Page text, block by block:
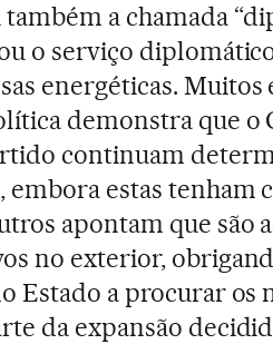
a chamada
o serviço
energéticas. Muitos
demonstra que o
continuam
estas tenham
apontam que são
no exterior,
Estado a procurar os
da expansão